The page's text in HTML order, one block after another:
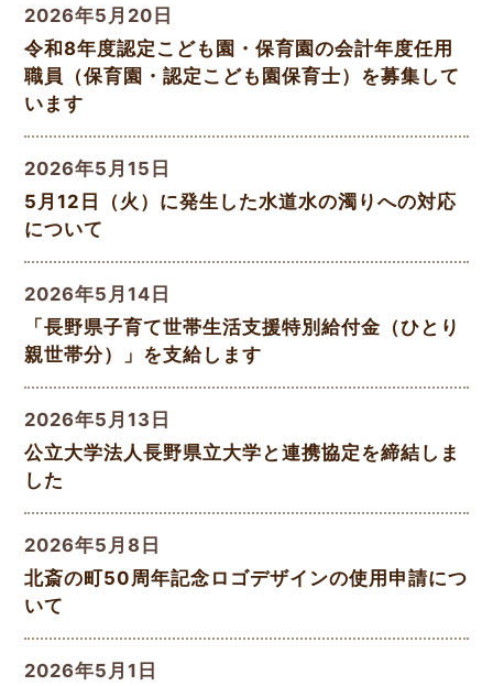
2026年5月20日
令和8年度認定こども園・保育園の会計年度任用
職員（保育園・認定こども園保育士）を募集して
います
2026年5月15日
5月12日（火）に発生した水道水の濁りへの対応
について
2026年5月14日
「長野県子育て世帯生活支援特別給付金（ひとり
親世帯分）」を支給します
2026年5月13日
公立大学法人長野県立大学と連携協定を締結しま
した
2026年5月8日
北斎の町50周年記念ロゴデザインの使用申請につ
いて
2026年5月1日